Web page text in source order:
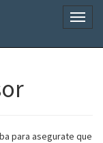
para asegurate que